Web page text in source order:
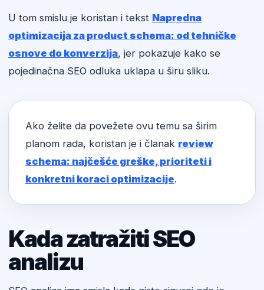
U tom smislu je koristan i tekst Napredna
optimizacija za product schema: od tehničke
osnove do konverzija, jer pokazuje kako se
pojedinačna SEO odluka uklapa u širu sliku.
Ako želite da povežete ovu temu sa širim
planom rada, koristan je i članak review
schema: najčešće greške, prioriteti i
konkretni koraci optimizacije.
Kada zatražiti SEO
analizu